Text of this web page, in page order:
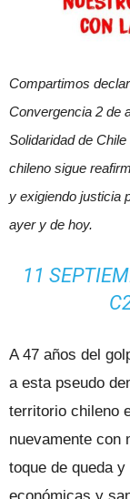
Compartimos
Convergencia 2 de
Solidaridad de
chileno sigue
y exigiendo justicia
ayer y de hoy.
11
A 47 años del
a esta pseudo
territorio chileno
nuevamente con
toque de queda